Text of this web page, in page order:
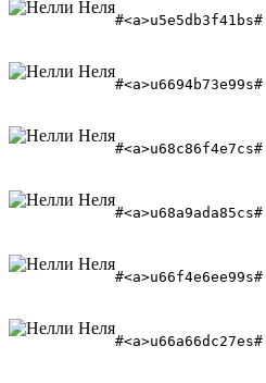
#<a>u5e5db3f41bs#
#<a>u6694b73e99s#
#<a>u68c86f4e7cs#
#<a>u68a9ada85cs#
#<a>u66f4e6ee99s#
#<a>u66a66dc27es#